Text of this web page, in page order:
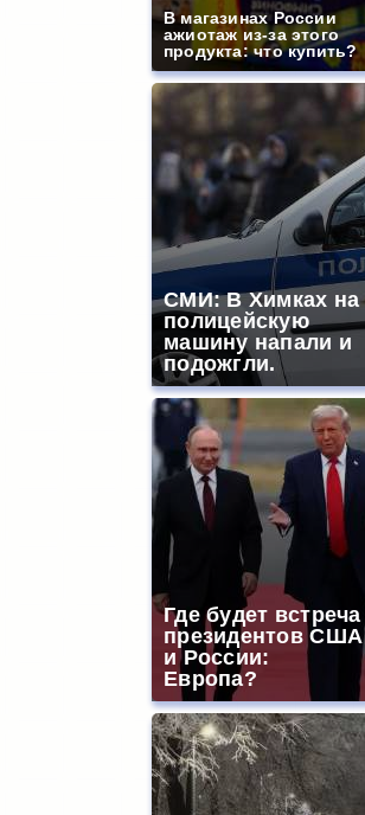
В магазинах России
ажиотаж из-за этого
продукта: что купить?
СМИ: В Химках на
полицейскую
машину напали и
подожгли.
Где будет встреча
президентов США
и России:
Европа?